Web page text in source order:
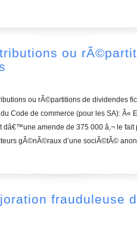
ou
ou rÃ©partitions de dividendes
Code de commerce (pour les SA): Â«
dâ€™une amende de 375 000 â‚¬ le fait
gÃ©nÃ©raux d’une sociÃ©tÃ©
frauduleuse